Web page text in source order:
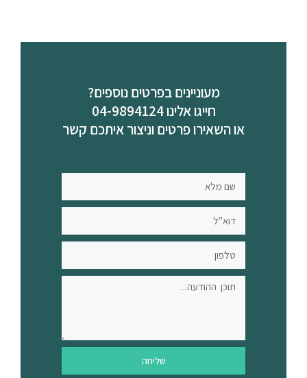
מעוניינים בפרטים נוספים?
חייגו אלינו 04-9894124
או השאירו פרטים וניצור איתכם קשר
שליחה